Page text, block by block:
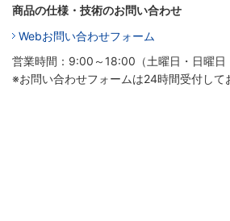
商品の仕様・技術のお問い合わせ
Webお問い合わせフォーム
営業時間：9:00～18:00（土曜日・日曜日
※お問い合わせフォームは24時間受付して